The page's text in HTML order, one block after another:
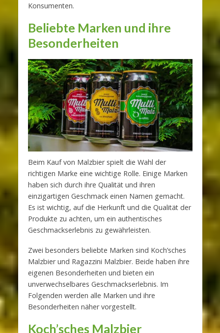
Konsumenten.
Beliebte Marken und ihre
Besonderheiten
Beim Kauf von Malzbier spielt die Wahl der
richtigen Marke eine wichtige Rolle. Einige Marken
haben sich durch ihre Qualität und ihren
einzigartigen Geschmack einen Namen gemacht.
Es ist wichtig, auf die Herkunft und die Qualität der
Produkte zu achten, um ein authentisches
Geschmackserlebnis zu gewährleisten.
Zwei besonders beliebte Marken sind Koch’sches
Malzbier und Ragazzini Malzbier. Beide haben ihre
eigenen Besonderheiten und bieten ein
unverwechselbares Geschmackserlebnis. Im
Folgenden werden alle Marken und ihre
Besonderheiten näher vorgestellt.
Koch’sches Malzbier